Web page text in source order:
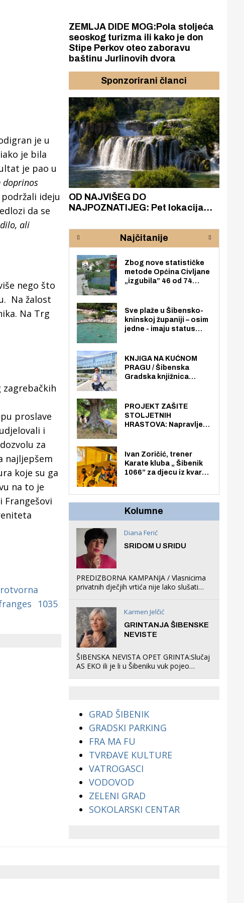
je u
je bila
je pao u
doprinos
ideju
da se
ali
nego što
Na žalost
Na Trg
zagrebačkih
proslave
i
za
najljepšem
koje su ga
na to je
1035
ZEMLJA DIDE MOG:Pola stoljeća
seoskog turizma ili kako je don
Stipe Perkov oteo zaboravu
baštinu Jurlinovih dvora
Sponzorirani članci
izgrađeno
OD NAJVIŠEG DO
NAJPOZNATIJEG: Pet lokacija
rijeke Krke
Najčitanije
Zbog nove statističke
metode Općina Civljane
„izgubila” 46 od 74
nego radno sposobnih
osoba među svojih 170
stanovnika.
Sve plaže u Šibensko-
kninskoj županiji – osim
jedne - imaju status
općoj upotrebi. Pristup
je slobodan i besplatan
za sve građane i
KNJIGA NA KUĆNOM
PRAGU / Šibenska
Gradska knjižnica
knjiga na kućnu adresu
električnim biciklom.
PROJEKT ZAŠITE
STOLJETNIH
HRASTOVA: Napravljen
Zmajevac
Ivan Zoričić, trener
Karate kluba „ Šibenik
1066” za djecu iz kvarta
organizirao dječje
Kolumne
Diana Ferić
SRIDOM U SRIDU
PREDIZBORNA KAMPANJA / Vlasnicima
privatnih dječjih vrtića nije lako slušati
što oni rade u Šibeniku ne postoji
Karmen Jelčić
GRINTANJA ŠIBENSKE
NEVISTE
ŠIBENSKA NEVISTA OPET GRINTA:Slučaj
AS EKO ili je li u Šibeniku vuk pojeo
GRAD ŠIBENIK
GRADSKI PARKING
FRA MA FU
TVRĐAVE KULTURE
VATROGASCI
VODOVOD
ZELENI GRAD
SOKOLARSKI CENTAR